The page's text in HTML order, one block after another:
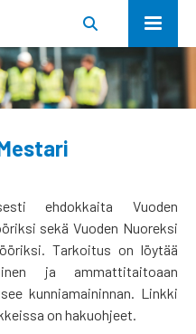
ehdokkaita Vuoden
sekä Vuoden Nuoreksi
Tarkoitus on löytää
ja ammattitaitoaan
kunniamaininnan. Linkki
on hakuohjeet.